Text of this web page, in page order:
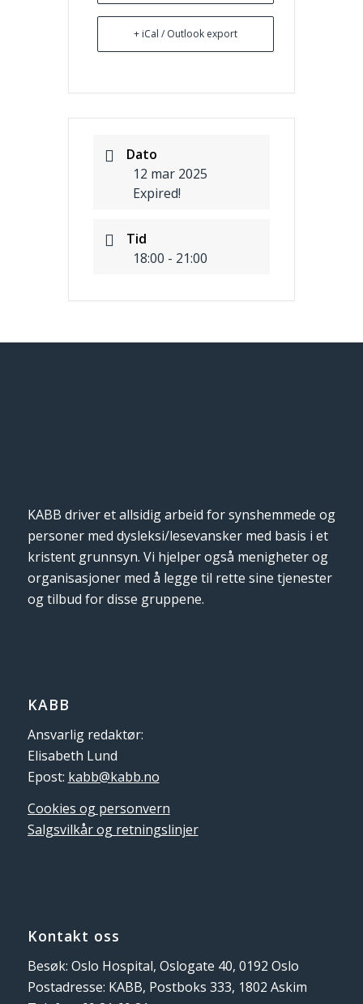
+ iCal / Outlook export
Dato
12 mar 2025
Expired!
Tid
18:00 - 21:00
KABB driver et allsidig arbeid for synshemmede og
personer med dysleksi/lesevansker med basis i et
kristent grunnsyn. Vi hjelper også menigheter og
organisasjoner med å legge til rette sine tjenester
og tilbud for disse gruppene.
KABB
Ansvarlig redaktør:
Elisabeth Lund
Epost: kabb@kabb.no
Cookies og personvern
Salgsvilkår og retningslinjer
Kontakt oss
Besøk: Oslo Hospital, Oslogate 40, 0192 Oslo
Postadresse: KABB, Postboks 333, 1802 Askim